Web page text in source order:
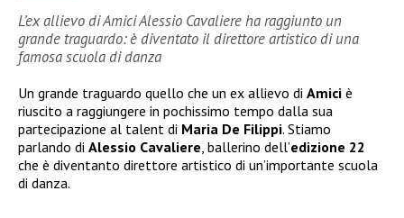
L’ex allievo di Amici Alessio Cavaliere ha raggiunto un
grande traguardo: è diventato il direttore artistico di una
famosa scuola di danza
Un grande traguardo quello che un ex allievo di Amici è
riuscito a raggiungere in pochissimo tempo dalla sua
partecipazione al talent di Maria De Filippi. Stiamo
parlando di Alessio Cavaliere, ballerino dell’edizione 22
che è diventanto direttore artistico di un’importante scuola
di danza.